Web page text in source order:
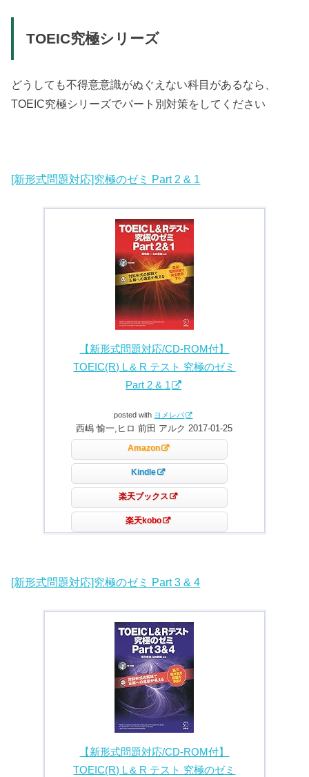
TOEIC究極シリーズ
どうしても不得意意識がぬぐえない科目があるなら、
TOEIC究極シリーズでパート別対策をしてください
[新形式問題対応]究極のゼミ Part 2 & 1
【新形式問題対応/CD-ROM付】
TOEIC(R) L & R テスト 究極のゼミ
Part 2 & 1
posted with ヨメレバ
西嶋 愉一,ヒロ 前田 アルク 2017-01-25
Amazon
Kindle
楽天ブックス
楽天kobo
[新形式問題対応]究極のゼミ Part 3 & 4
【新形式問題対応/CD-ROM付】
TOEIC(R) L & R テスト 究極のゼミ